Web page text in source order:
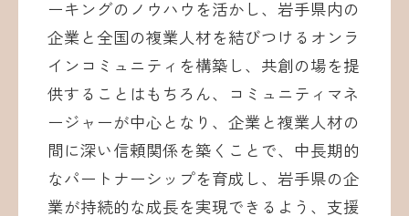
ーキングのノウハウを活かし、岩手県内の
企業と全国の複業人材を結びつけるオンラ
インコミュニティを構築し、共創の場を提
供することはもちろん、コミュニティマネ
ージャーが中心となり、企業と複業人材の
間に深い信頼関係を築くことで、中長期的
なパートナーシップを育成し、岩手県の企
業が持続的な成長を実現できるよう、支援